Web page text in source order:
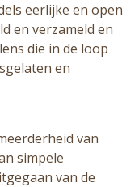
eerlijke en open
en verzameld en
die in de loop
en
van
simpele
van de